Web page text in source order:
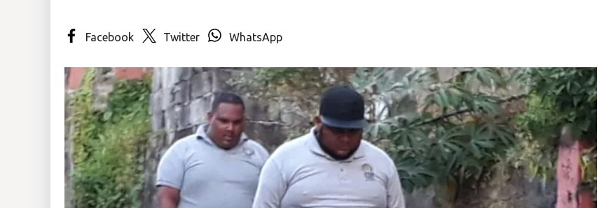
Multimedia
Facebook Twitter WhatsApp